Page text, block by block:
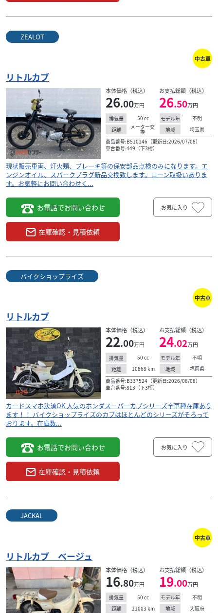
ZEALOT
中古車
リトルカブ
本体価格（税込）
26.00万円
お支払総額（税込）
26.50万円
排気量 50 cc モデル年
不明
距離
メーター交
換 地域
埼玉県
商品番号:B510146（更新日:2026/07/08）
車台番号:449（下3桁）
現状販売車両、灯火類、ブレーキ等の保安部品点検のみになります。エ
ンジンオイル、スパークプラグ新品交換致します。ローン取扱いありま
す。お気軽にお問い合わせく...
お電話でお問い合わせ
在庫確認・見積依頼
お気に入り
バイクショップライズ
中古車
リトルカブ
本体価格（税込）
22.00万円
お支払総額（税込）
24.02万円
排気量 50 cc モデル年
不明
距離
10868 km 地域
福岡県
商品番号:B337524（更新日:2026/08/08）
車台番号:813（下3桁）
カードスマホ決済OK 人気のホンダスーパーカブシリーズ全車種在庫あり
ます！！ バイクショップライズのカブはほとんどのシリーズがそろって
おります。在庫数...
お電話でお問い合わせ
在庫確認・見積依頼
お気に入り
JACKAL
中古車
リトルカブ ベージュ
本体価格（税込）
16.80万円
お支払総額（税込）
19.00万円
排気量 50 cc モデル年
不明
距離
21003 km 地域
大阪府